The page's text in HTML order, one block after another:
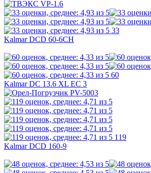
33
Kalmar DCD 60-6CH
60
Kalmar DC 13.6 XL EC 3
119
Kalmar DCD 160-9